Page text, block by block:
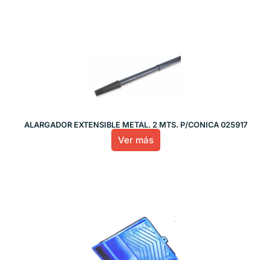
ALARGADOR EXTENSIBLE METAL. 2 MTS. P/CONICA 025917
Ver más